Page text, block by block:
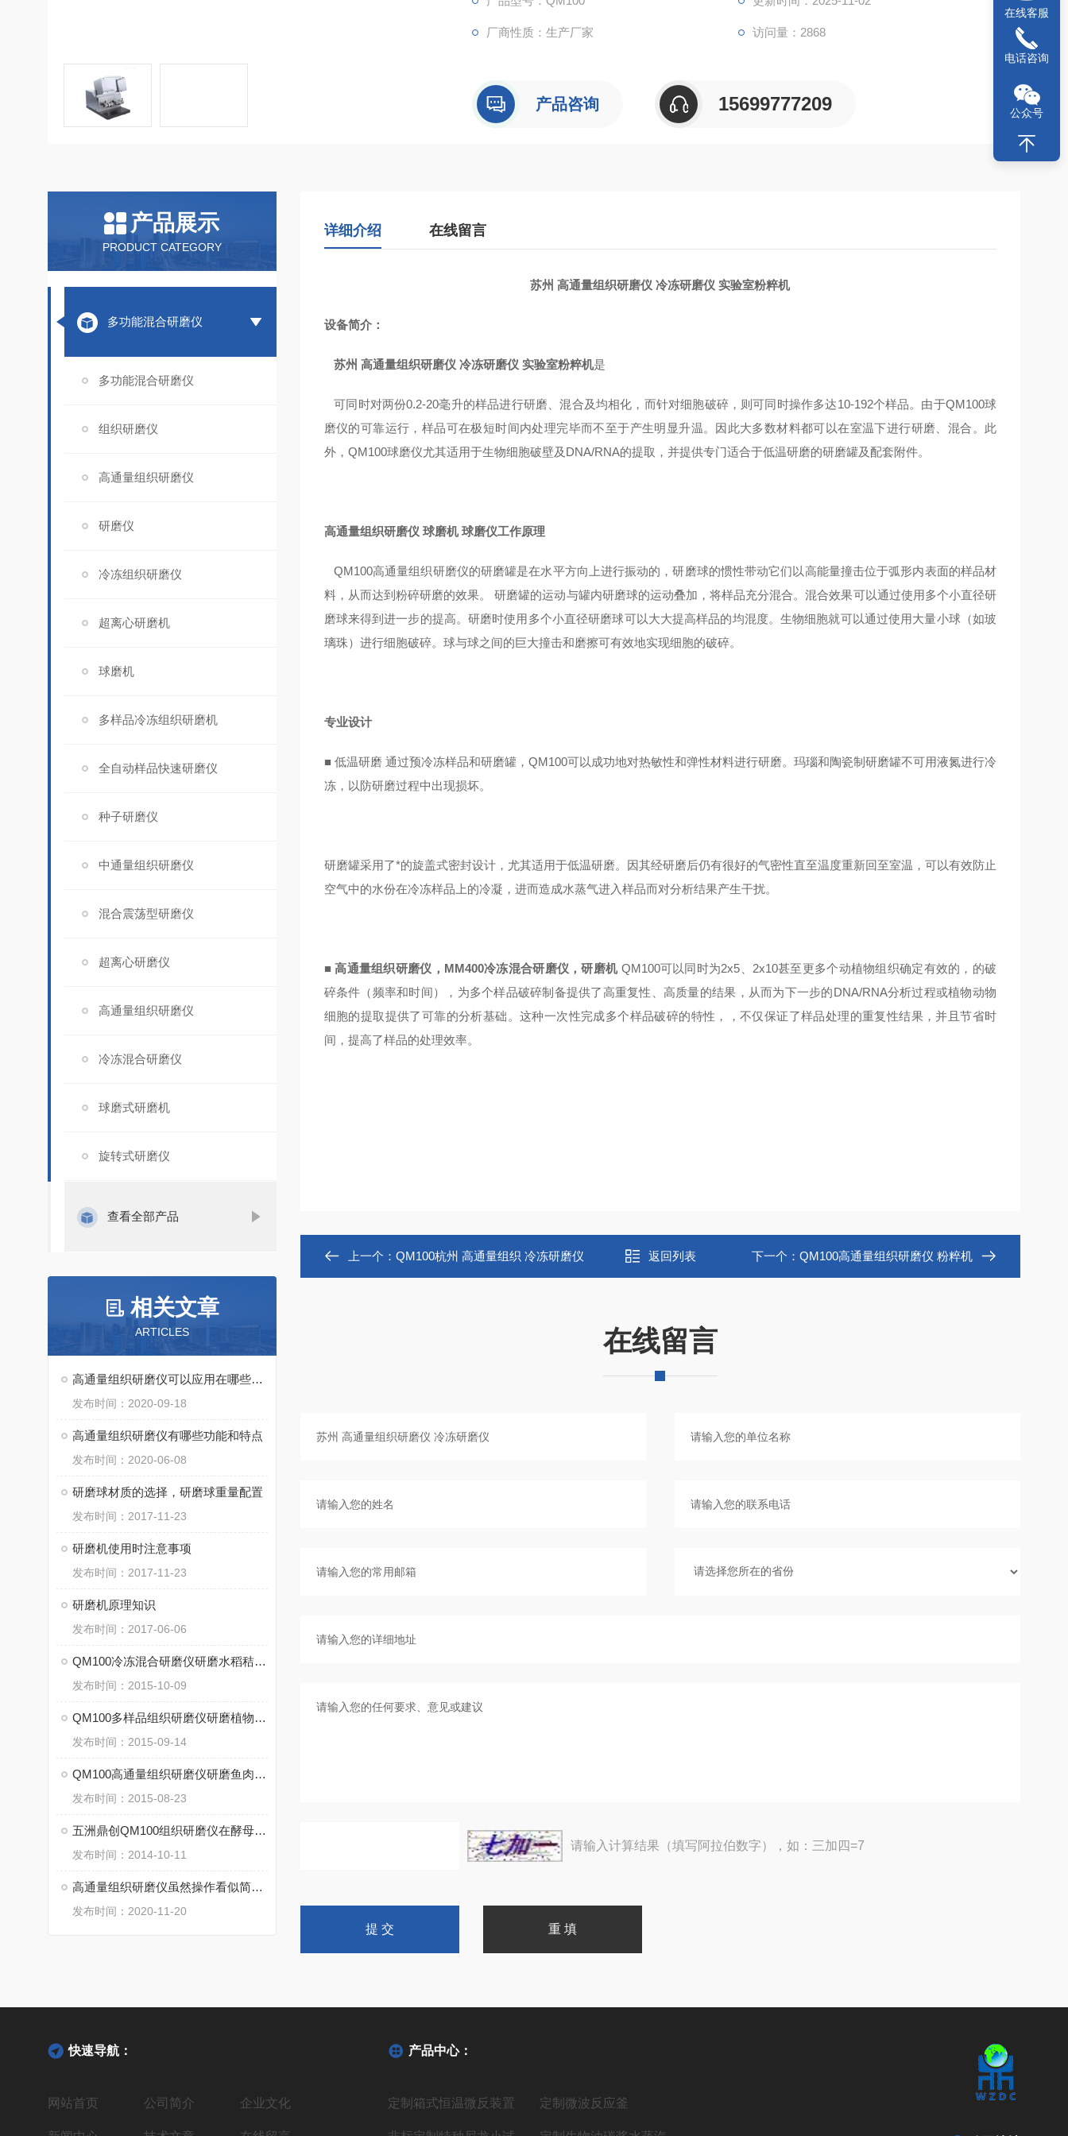
厂商性质：生产厂家 访问量：2868
产品咨询 15699777209
产品展示
PRODUCT CATEGORY
多功能混合研磨仪
多功能混合研磨仪
组织研磨仪
高通量组织研磨仪
研磨仪
冷冻组织研磨仪
超离心研磨机
球磨机
多样品冷冻组织研磨机
全自动样品快速研磨仪
种子研磨仪
中通量组织研磨仪
混合震荡型研磨仪
超离心研磨仪
高通量组织研磨仪
冷冻混合研磨仪
球磨式研磨机
旋转式研磨仪
查看全部产品
相关文章
ARTICLES
高通量组织研磨仪可以应用在哪些地方？
发布时间：2020-09-18
高通量组织研磨仪有哪些功能和特点
发布时间：2020-06-08
研磨球材质的选择，研磨球重量配置
发布时间：2017-11-23
研磨机使用时注意事项
发布时间：2017-11-23
研磨机原理知识
发布时间：2017-06-06
QM100冷冻混合研磨仪研磨水稻秸秆的方法
发布时间：2015-10-09
QM100多样品组织研磨仪研磨植物组织水稻叶片样品方法
发布时间：2015-09-14
QM100高通量组织研磨仪研磨鱼肉组织的试验方法
发布时间：2015-08-23
五洲鼎创QM100组织研磨仪在酵母细胞低温破碎中的应用
发布时间：2014-10-11
高通量组织研磨仪虽然操作看似简单，但一定要注意细节
发布时间：2020-11-20
详细介绍 在线留言
苏州 高通量组织研磨仪 冷冻研磨仪 实验室粉粹机
设备简介：
苏州 高通量组织研磨仪 冷冻研磨仪 实验室粉粹机是
可同时对两份0.2-20毫升的样品进行研磨、混合及均相化，而针对细胞破碎，则可同时操作多达10-192个样品。由于QM100球
磨仪的可靠运行，样品可在极短时间内处理完毕而不至于产生明显升温。因此大多数材料都可以在室温下进行研磨、混合。此
外，QM100球磨仪尤其适用于生物细胞破壁及DNA/RNA的提取，并提供专门适合于低温研磨的研磨罐及配套附件。
高通量组织研磨仪 球磨机 球磨仪工作原理
QM100高通量组织研磨仪的研磨罐是在水平方向上进行振动的，研磨球的惯性带动它们以高能量撞击位于弧形内表面的样品材
料，从而达到粉碎研磨的效果。 研磨罐的运动与罐内研磨球的运动叠加，将样品充分混合。混合效果可以通过使用多个小直径研
磨球来得到进一步的提高。研磨时使用多个小直径研磨球可以大大提高样品的均混度。生物细胞就可以通过使用大量小球（如玻
璃珠）进行细胞破碎。球与球之间的巨大撞击和磨擦可有效地实现细胞的破碎。
专业设计
■ 低温研磨 通过预冷冻样品和研磨罐，QM100可以成功地对热敏性和弹性材料进行研磨。玛瑙和陶瓷制研磨罐不可用液氮进行冷
冻，以防研磨过程中出现损坏。
研磨罐采用了*的旋盖式密封设计，尤其适用于低温研磨。因其经研磨后仍有很好的气密性直至温度重新回至室温，可以有效防止
空气中的水份在冷冻样品上的冷凝，进而造成水蒸气进入样品而对分析结果产生干扰。
■高通量组织研磨仪，MM400冷冻混合研磨仪，研磨机QM100可以同时为2x5、2x10甚至更多个动植物组织确定有效的，的破
碎条件（频率和时间），为多个样品破碎制备提供了高重复性、高质量的结果，从而为下一步的DNA/RNA分析过程或植物动物
细胞的提取提供了可靠的分析基础。这种一次性完成多个样品破碎的特性，，不仅保证了样品处理的重复性结果，并且节省时
间，提高了样品的处理效率。
上一个： QM100杭州 高通量组织 冷冻研磨仪 返回列表 下一个： QM100高通量组织研磨仪 粉粹机
在线留言
请输入计算结果（填写阿拉伯数字），如：三加四=7
快速导航：
网站首页 公司简介 企业文化
产品中心：
定制箱式恒温微反装置 定制微波反应釜
在线客服
电话咨询
公众号